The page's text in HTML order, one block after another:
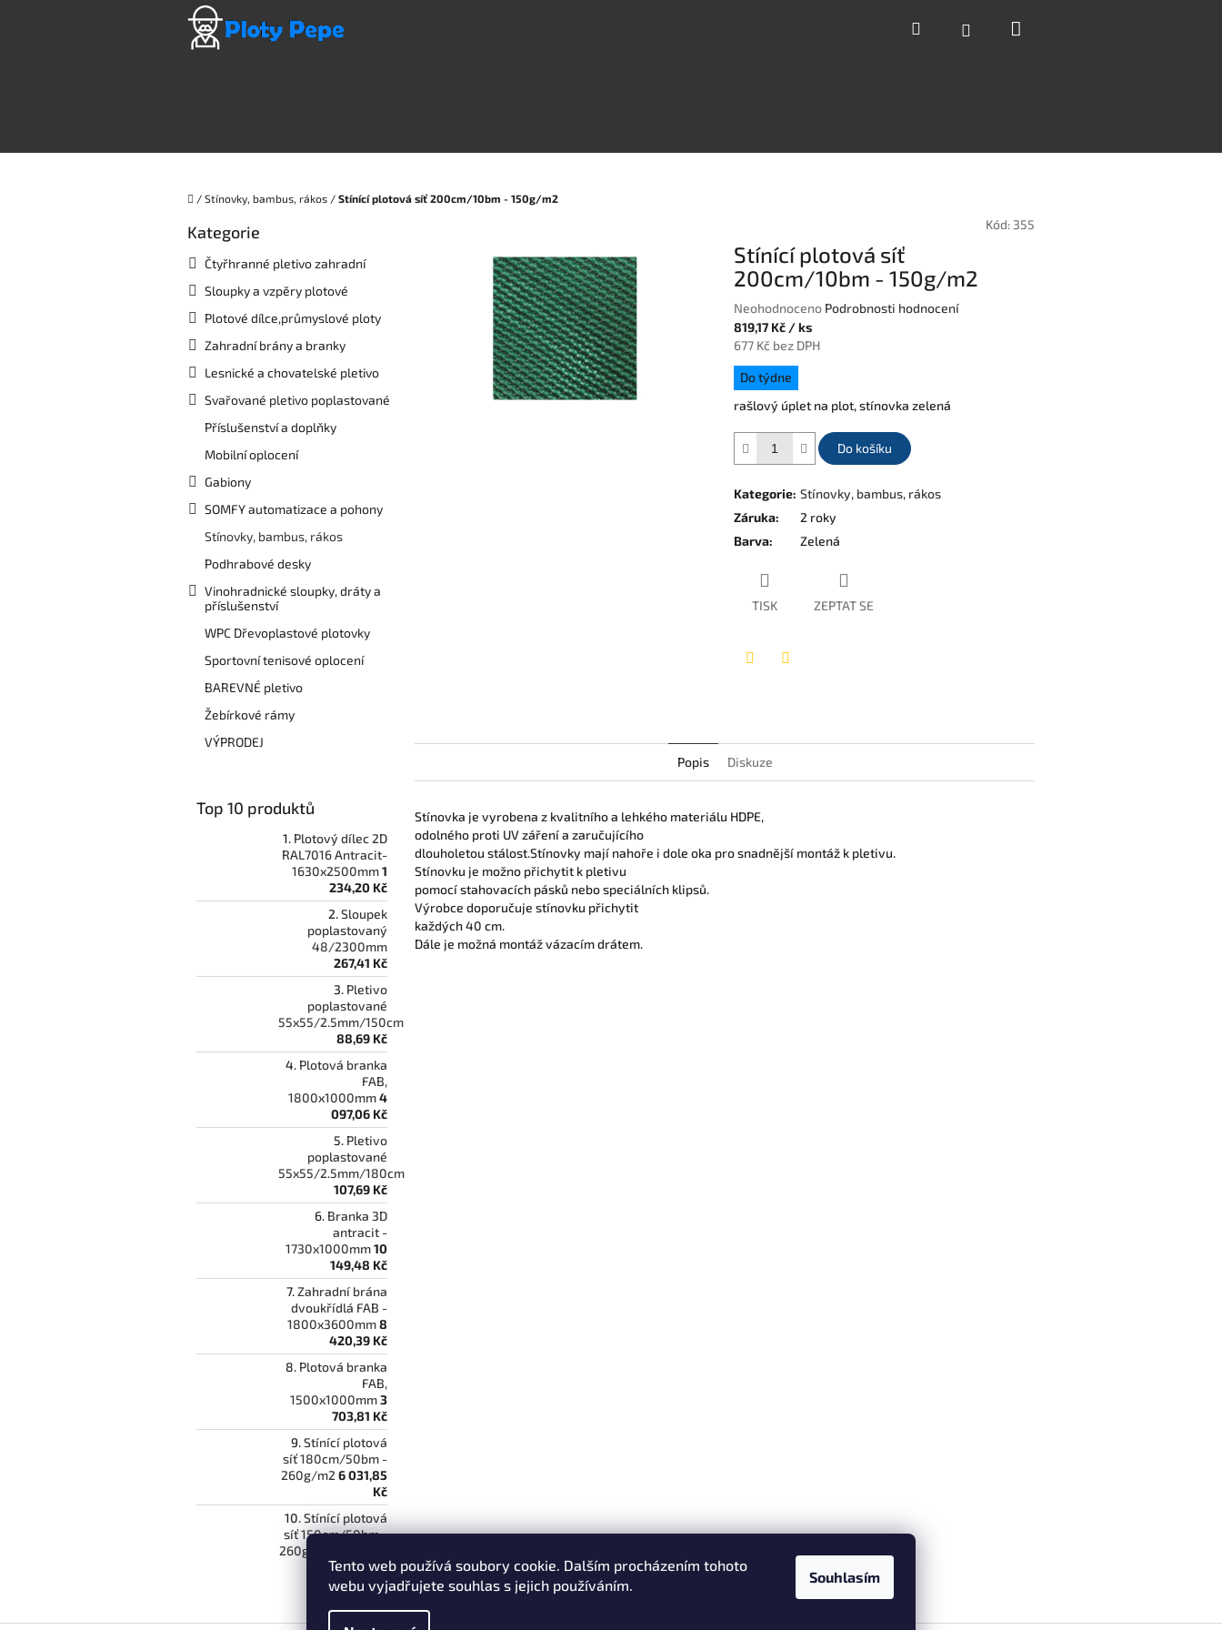
Tento web používá soubory cookie. Dalším procházením tohoto
webu vyjadřujete souhlas s jejich používáním.
Souhlasím
Hledat Přihlášení
Domů
/ Stínovky, bambus, rákos / Stínící plotová síť 200cm/10bm - 150g/m2
Přeskočit
Kategorie
Čtyřhranné pletivo zahradní
Sloupky a vzpěry plotové
Plotové dílce,průmyslové ploty
Zahradní brány a branky
Lesnické a chovatelské pletivo
Svařované pletivo poplastované
Příslušenství a doplňky
Mobilní oplocení
Gabiony
SOMFY automatizace a pohony
Stínovky, bambus, rákos
Podhrabové desky
Vinohradnické sloupky, dráty a
příslušenství
WPC Dřevoplastové plotovky
Sportovní tenisové oplocení
BAREVNÉ pletivo
Žebírkové rámy
VÝPRODEJ
Top 10 produktů
Plotový dílec 2D
RAL7016 Antracit-
1630x2500mm1
234,20 Kč
Sloupek
poplastovaný
48/2300mm
267,41 Kč
Pletivo
poplastované
55x55/2.5mm/150cm
88,69 Kč
Plotová branka
FAB,
1800x1000mm4
097,06 Kč
Pletivo
poplastované
55x55/2.5mm/180cm
107,69 Kč
Branka 3D
antracit -
1730x1000mm10
149,48 Kč
Zahradní brána
dvoukřídlá FAB -
1800x3600mm8
420,39 Kč
Plotová branka
FAB,
1500x1000mm3
703,81 Kč
Stínící plotová
síť 180cm/50bm -
260g/m2 6 031,85
Kč
Stínící plotová
síť 150cm/50bm -
260g/m2
Kč
Kód: 355
Stínící plotová síť
200cm/10bm - 150g/m2
Průměrné
hodnocení
produktu
0,0
hvězdiček.
Neohodnoceno Podrobnosti hodnocení
819,17 Kč / ks
677 Kč bez DPH
Měrná
cena:
Do týdne
rašlový úplet na plot, stínovka zelená
Do košíku
Kategorie: Stínovky, bambus, rákos
Záruka:
2 roky
Barva: Zelená
TISK ZEPTAT SE
Popis Diskuze
Stínovka je vyrobena z kvalitního a lehkého materiálu HDPE,
odolného proti UV záření a zaručujícího
dlouholetou stálost.Stínovky mají nahoře i dole oka pro snadnější montáž k pletivu.
Stínovku je možno přichytit k pletivu
pomocí stahovacích pásků nebo speciálních klipsů.
Výrobce doporučuje stínovku přichytit
každých 40 cm.
Dále je možná montáž vázacím drátem.